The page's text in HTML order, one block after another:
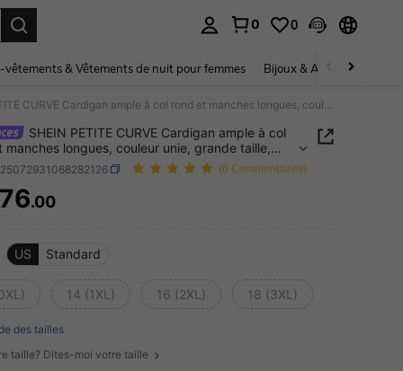
0 0
vêtements & Vêtements de nuit pour femmes Bijoux & Accessoires pour
SHEIN PETITE CURVE Cardigan ample à col rond et manches longues, couleur unie, grande taille, automne/hiver
SHEIN PETITE CURVE Cardigan ample à col
manches longues, couleur unie, grande taille,
hiver
(6 Commentaires)
AND AVAILABILITY
.00
US Standard
14 (1XL) 16 (2XL) 18 (3XL)
des tailles
taille? Dites-moi votre taille